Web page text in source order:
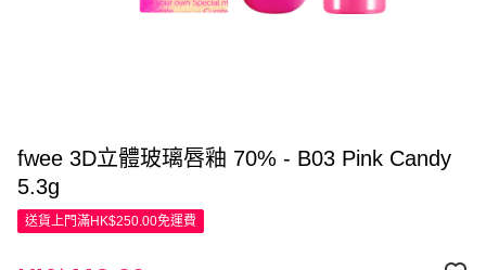
fwee 3D立體玻璃唇釉 70% - B03 Pink Candy
5.3g
送貨上門滿HK$250.00免運費